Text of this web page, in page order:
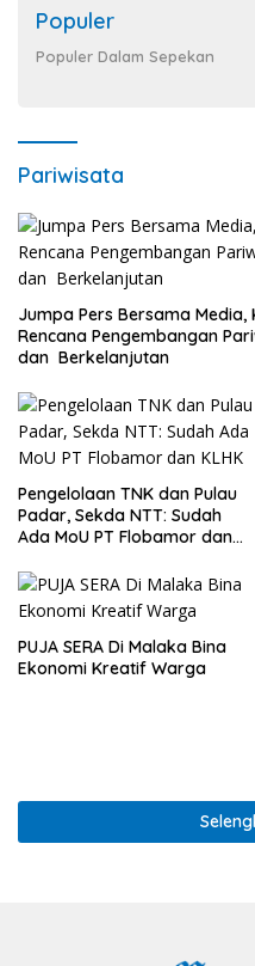
Populer
Populer Dalam Sepekan
Pariwisata
Jumpa Pers Bersama
Rencana Pengembangan
dan Berkelanjutan
Pengelolaan TNK dan Pulau
Padar, Sekda NTT: Sudah
Ada MoU PT Flobamor dan
PUJA SERA Di Malaka Bina
Ekonomi Kreatif Warga